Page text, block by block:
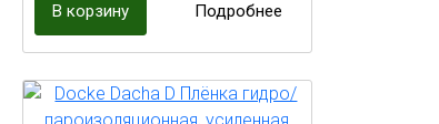
В корзину Подробнее